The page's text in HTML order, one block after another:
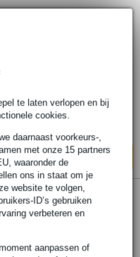
te laten verlopen en bij
cookies.
daarnaast voorkeurs-,
met onze 15 partners
waaronder de
ons in staat om je
website te volgen,
ID’s gebruiken
verbeteren en
aanpassen of
139,-
HNL klittenbandstrips
€ 9,90